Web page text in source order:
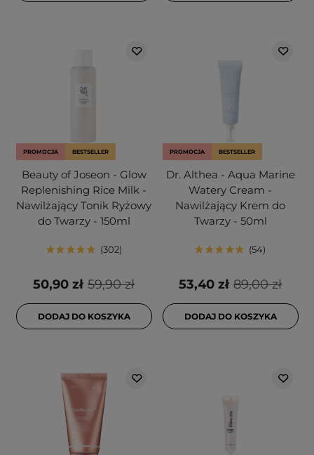
PROMOCJA BESTSELLER
Beauty of Joseon - Glow
Replenishing Rice Milk -
Nawilżający Tonik Ryżowy
do Twarzy - 150ml
302
59,90 zł
50,90 zł
DODAJ DO KOSZYKA
PROMOCJA BESTSELLER
Dr. Althea - Aqua Marine
Watery Cream -
Nawilżający Krem do
Twarzy - 50ml
54
89,00 zł
53,40 zł
DODAJ DO KOSZYKA